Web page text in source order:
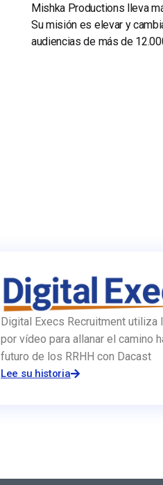
Mishka Productions lleva
Su misión es elevar y
audiencias de más de
Digital Execs Recruitment utiliza
por vídeo para allanar el camino
futuro de los RRHH con Dacast
Lee su historia